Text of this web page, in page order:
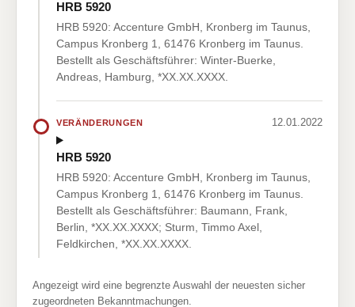
HRB 5920
HRB 5920: Accenture GmbH, Kronberg im Taunus,
Campus Kronberg 1, 61476 Kronberg im Taunus.
Bestellt als Geschäftsführer: Winter-Buerke,
Andreas, Hamburg, *XX.XX.XXXX.
VERÄNDERUNGEN 12.01.2022
HRB 5920
HRB 5920: Accenture GmbH, Kronberg im Taunus,
Campus Kronberg 1, 61476 Kronberg im Taunus.
Bestellt als Geschäftsführer: Baumann, Frank,
Berlin, *XX.XX.XXXX; Sturm, Timmo Axel,
Feldkirchen, *XX.XX.XXXX.
Angezeigt wird eine begrenzte Auswahl der neuesten sicher
zugeordneten Bekanntmachungen.